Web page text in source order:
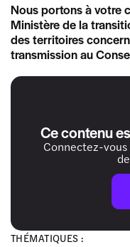
THÉMATIQUES :
Nous portons à votre
Ministère de la
des territoires
transmission au
Ce contenu
Connectez-vous